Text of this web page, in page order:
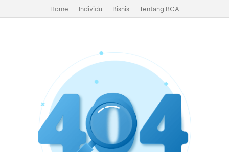
Home Individu Bisnis Tentang BCA